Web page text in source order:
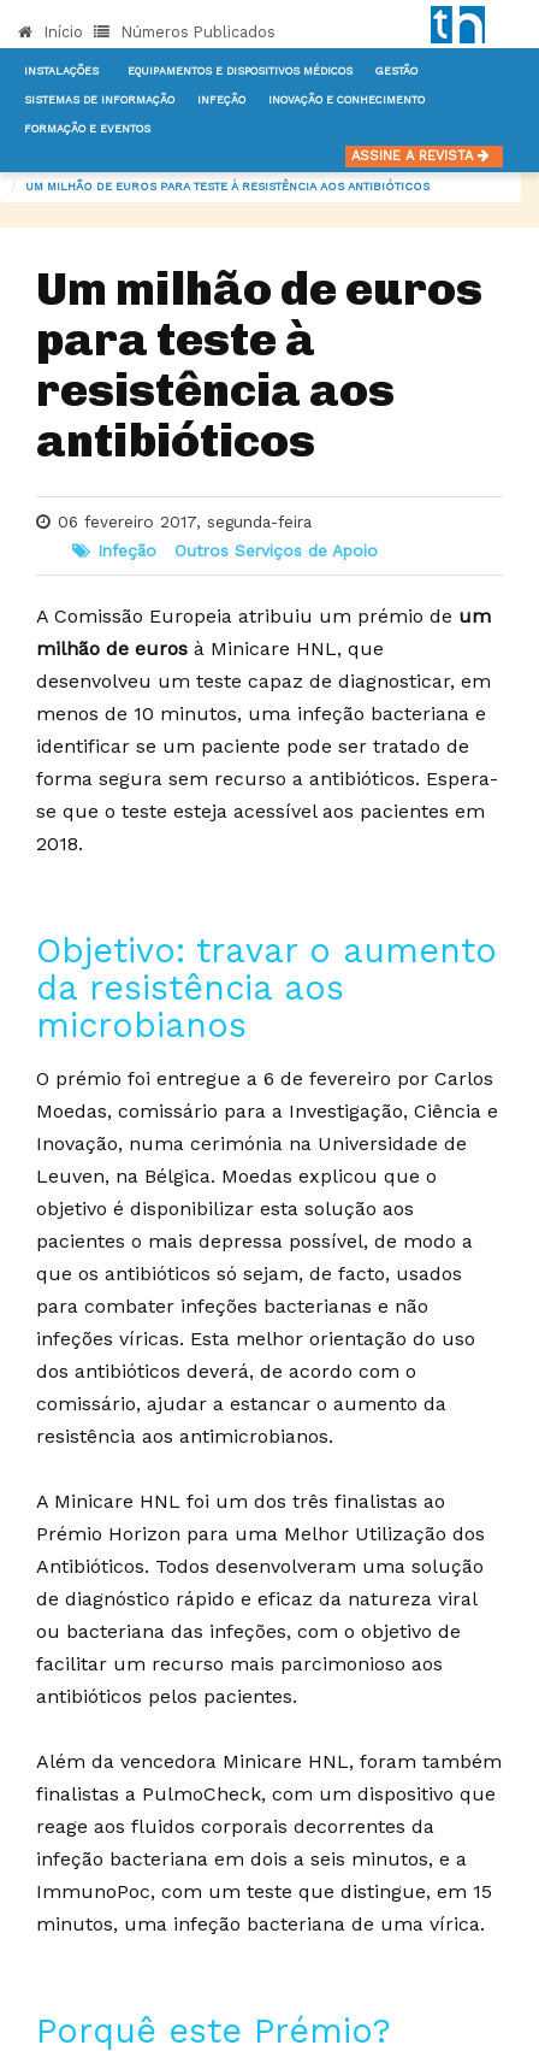
Início Números Publicados
INSTALAÇÕES EQUIPAMENTOS E DISPOSITIVOS MÉDICOS GESTÃO
SISTEMAS DE INFORMAÇÃO INFEÇÃO INOVAÇÃO E CONHECIMENTO
FORMAÇÃO E EVENTOS
ASSINE A REVISTA
UM MILHÃO DE EUROS PARA TESTE À RESISTÊNCIA AOS ANTIBIÓTICOS
Um milhão de euros
para teste à
resistência aos
antibióticos
06 fevereiro 2017, segunda-feira
Infeção
Outros Serviços de Apoio
A Comissão Europeia atribuiu um prémio de um
milhão de euros à Minicare HNL, que
desenvolveu um teste capaz de diagnosticar, em
menos de 10 minutos, uma infeção bacteriana e
identificar se um paciente pode ser tratado de
forma segura sem recurso a antibióticos. Espera-
se que o teste esteja acessível aos pacientes em
2018.
Objetivo: travar o aumento
da resistência aos
microbianos
O prémio foi entregue a 6 de fevereiro por Carlos
Moedas, comissário para a Investigação, Ciência e
Inovação, numa cerimónia na Universidade de
Leuven, na Bélgica. Moedas explicou que o
objetivo é disponibilizar esta solução aos
pacientes o mais depressa possível, de modo a
que os antibióticos só sejam, de facto, usados
para combater infeções bacterianas e não
infeções víricas. Esta melhor orientação do uso
dos antibióticos deverá, de acordo com o
comissário, ajudar a estancar o aumento da
resistência aos antimicrobianos.
A Minicare HNL foi um dos três finalistas ao
Prémio Horizon para uma Melhor Utilização dos
Antibióticos. Todos desenvolveram uma solução
de diagnóstico rápido e eficaz da natureza viral
ou bacteriana das infeções, com o objetivo de
facilitar um recurso mais parcimonioso aos
antibióticos pelos pacientes.
Além da vencedora Minicare HNL, foram também
finalistas a PulmoCheck, com um dispositivo que
reage aos fluidos corporais decorrentes da
infeção bacteriana em dois a seis minutos, e a
ImmunoPoc, com um teste que distingue, em 15
minutos, uma infeção bacteriana de uma vírica.
Porquê este Prémio?